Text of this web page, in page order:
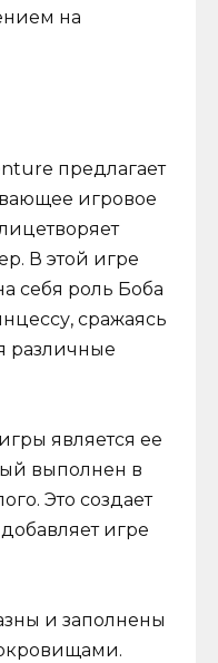
на
предлагает
игровое
В этой игре
себя роль Боба
сражаясь
различные
является ее
выполнен в
Это создает
игре
и заполнены